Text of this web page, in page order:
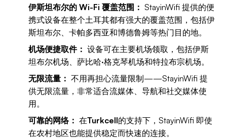
伊斯坦布尔的 Wi-Fi 覆盖范围： StayinWifi 提供的便
携式设备在整个土耳其都有强大的覆盖范围，包括伊
斯坦布尔、卡帕多西亚和博德鲁姆等热门目的地。
机场便捷取件： 设备可在主要机场领取，包括伊斯
坦布尔机场、萨比哈·格克琴机场和特拉布宗机场。
无限流量： 不用再担心流量限制——StayinWifi 提
供无限流量，非常适合流媒体、导航和社交媒体使
用。
可靠的网络： 在Turkcell的支持下，StayinWifi 即使
在农村地区也能提供稳定而快速的连接。